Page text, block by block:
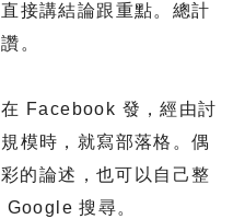
接講結論跟重點。總計
。
Facebook 發，經由討
模時，就寫部落格。偶
彩的論述，也可以自己整
Google搜尋。